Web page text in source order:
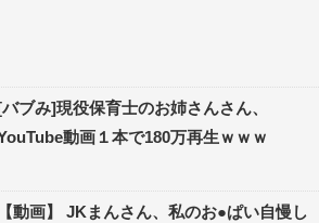
ブみ]現役保育士のお姉さんさん、
動画１本で180万再生ｗｗｗ
【動画】 JKまんさん、私のお●ぱい自慢し